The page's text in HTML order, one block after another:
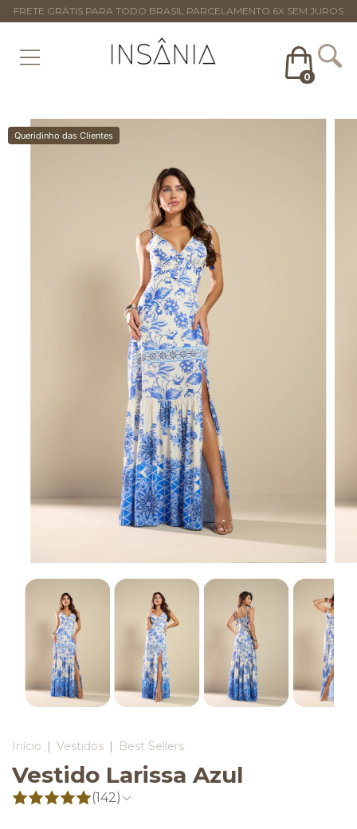
FRETE GRÁTIS PARA TODO BRASIL PARCELAMENTO 6X SEM JUROS
0
Queridinho das Clientes
Início Vestidos Best Sellers
Vestido Larissa Azul
(142)